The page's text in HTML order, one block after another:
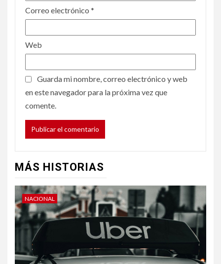
Correo electrónico *
Web
Guarda mi nombre, correo electrónico y web
en este navegador para la próxima vez que
comente.
MÁS HISTORIAS
NACIONAL